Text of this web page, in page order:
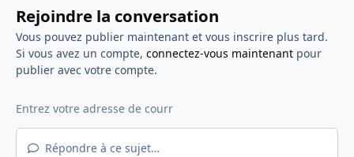
Rejoindre la conversation
Vous pouvez publier maintenant et vous inscrire plus tard.
Si vous avez un compte, connectez-vous maintenantpour
publier avec votre compte.
Répondre à ce sujet…